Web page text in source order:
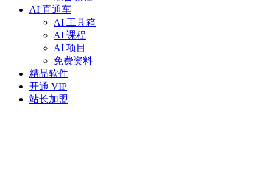
AI 直通车
AI 工具箱
AI 课程
AI 项目
免费资料
精品软件
开通 VIP
站长加盟